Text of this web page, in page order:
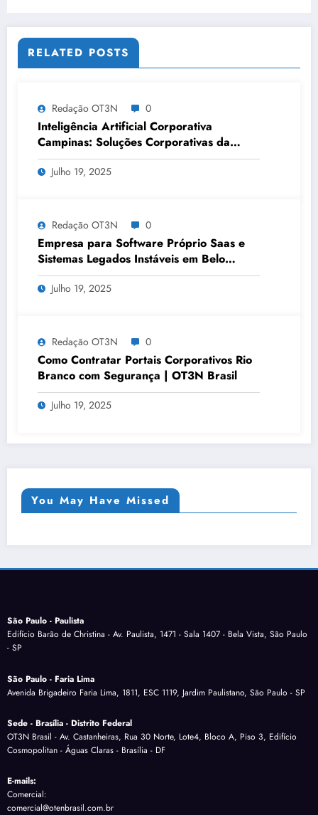
RELATED POSTS
Redação OT3N 0
Inteligência Artificial Corporativa
Campinas: Soluções Corporativas da
OT3N Brasil – Guia 3083
Julho 19, 2025
Redação OT3N 0
Empresa para Software Próprio Saas e
Sistemas Legados Instáveis em Belo
Horizonte | OT3N Brasil – Guia 3449
Julho 19, 2025
Redação OT3N 0
Como Contratar Portais Corporativos Rio
Branco com Segurança | OT3N Brasil
Julho 19, 2025
You May Have Missed
São Paulo - Paulista
Edifício Barão de Christina - Av. Paulista, 1471 - Sala 1407 - Bela Vista, São Paulo
- SP
São Paulo - Faria Lima
Avenida Brigadeiro Faria Lima, 1811, ESC 1119, Jardim Paulistano, São Paulo - SP
Sede - Brasília - Distrito Federal
OT3N Brasil - Av. Castanheiras, Rua 30 Norte, Lote4, Bloco A, Piso 3, Edifício
Cosmopolitan - Águas Claras - Brasília - DF
E-mails:
Comercial:
comercial@otenbrasil.com.br